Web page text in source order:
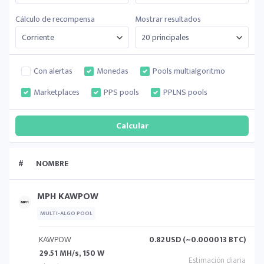
Cálculo de recompensa Mostrar resultados
Con alertas Monedas
Pools multialgoritmo
Marketplaces
PPS pools PPLNS pools
# NOMBRE
MPH KAWPOW
MULTI-ALGO POOL
KAWPOW
29.51 MH/s, 150 W
0.82USD (~0.000013 BTC)